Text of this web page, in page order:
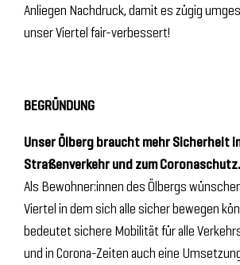
Anliegen Nachdruck, damit es zügig
unser Viertel fair-verbessert!
BEGRÜNDUNG
Unser Ölberg braucht mehr Sicherheit
Straßenverkehr und zum Coronaschutz.
Als Bewohner:innen des Ölbergs
Viertel in dem sich alle sicher bewegen
bedeutet sichere Mobilität für alle
und in Corona-Zeiten auch eine